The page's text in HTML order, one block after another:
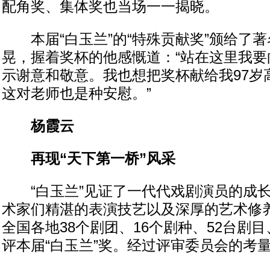
配角奖、集体奖也当场一一揭晓。
本届“白玉兰”的“特殊贡献奖”颁给了著
晃，握着奖杯的他感慨道：“站在这里我
示谢意和敬意。我也想把奖杯献给我97岁
这对老师也是种安慰。”
杨霞云
再现“天下第一桥”风采
“白玉兰”见证了一代代戏剧演员的成
术家们精湛的表演技艺以及深厚的艺术修
全国各地38个剧团、16个剧种、52台剧
评本届“白玉兰”奖。经过评审委员会的考